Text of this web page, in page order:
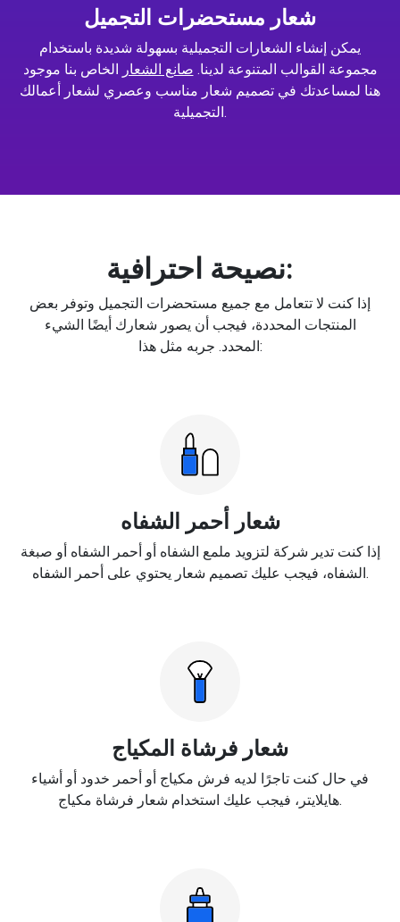
شعار مستحضرات التجميل
يمكن إنشاء الشعارات التجميلية بسهولة شديدة باستخدام
مجموعة القوالب المتنوعة لدينا. صانع الشعار الخاص بنا موجود
هنا لمساعدتك في تصميم شعار مناسب وعصري لشعار أعمالك
التجميلية.
نصيحة احترافية:
إذا كنت لا تتعامل مع جميع مستحضرات التجميل وتوفر بعض
المنتجات المحددة، فيجب أن يصور شعارك أيضًا الشيء
المحدد. جربه مثل هذا:
شعار أحمر الشفاه
إذا كنت تدير شركة لتزويد ملمع الشفاه أو أحمر الشفاه أو صبغة
الشفاه، فيجب عليك تصميم شعار يحتوي على أحمر الشفاه.
شعار فرشاة المكياج
في حال كنت تاجرًا لديه فرش مكياج أو أحمر خدود أو أشياء
هايلايتر، فيجب عليك استخدام شعار فرشاة مكياج.